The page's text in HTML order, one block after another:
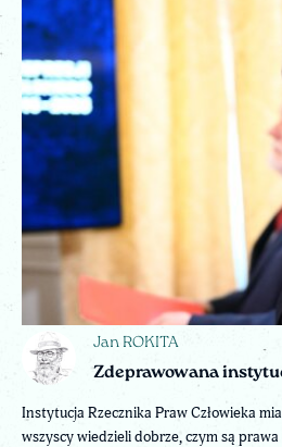
Jan ROKITA
Zdeprawowana
Instytucja Rzecznika Praw Człowieka
wszyscy wiedzieli dobrze, czym są prawa